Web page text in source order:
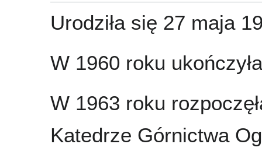
Urodziła się 27 maja
W 1960 roku
W 1963 roku
Katedrze Górnictwa